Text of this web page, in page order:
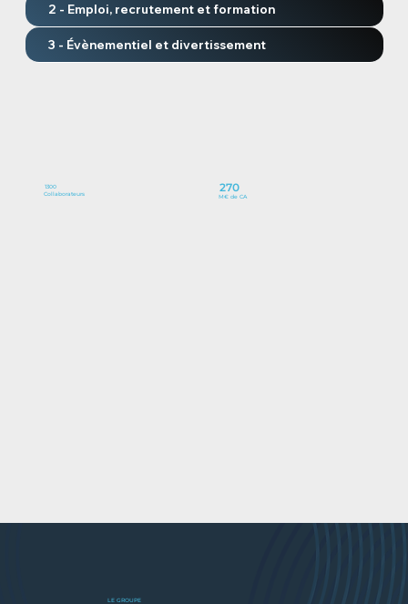
2 - Emploi, recrutement et formation
3 - Évènementiel et divertissement
1300
Collaborateurs
270
M€ de CA
LE GROUPE